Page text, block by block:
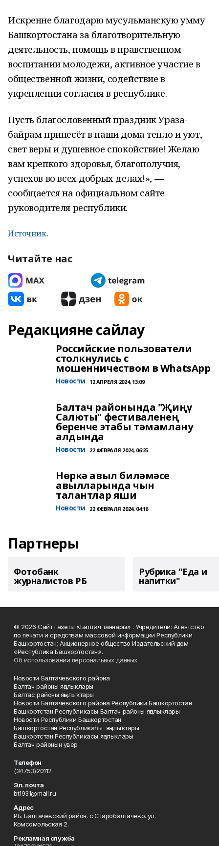
Искренне благодарю мусульманскую умму
Башкортостана за благотворительную
деятельность, помощь в нравственном
воспитании молодежи, активное участие в
общественной жизни, содействие в
укреплении согласия в республике.
Пусть благословенный праздник Ураза-
байрам принесёт в наши дома тепло и уют,
свет веры и душевное спокойствие! Желаю
вам крепкого здоровья, благополучия,
успехов во всех добрых делах!», —
сообщается на официальном сайте
руководителя республики.
Источник.
Читайте нас
Редакцияне сайлау
Российские пользователи
столкнулись с
мошенничеством в WhatsApp
Новости 12 АПРЕЛЯ 2024, 13:09
Балтач районында "Җиңү
Салюты" фестиваленең
беренче этабы тәмамлану
алдында
Новости 22 ФЕВРАЛЯ 2024, 06:25
Нөркә авыл биләмәсе
авылларында чын
талантлар яши
Новости 22 ФЕВРАЛЯ 2024, 04:16
Партнеры
Фотобанк
журналистов РБ
Рубрика "Еда и
напитки"
© 2026 Сайт газеты «Балтач таннары» . Учредители: Агентство
по печати и средствам массовой информации Республики
Башкортостан; Акционерное общество Издательский дом
«Республика Башкортостан».
Об использовании персональных данных
Новости Балтачевского района
Балтач районы яңалыклары
Балтас районы яңылыҡтары
Новости Балтачевского района Республики Башкортостан
Башкортстан Республикасы Балтач районы яңалыклары
Новости Республики Башкортостан
Башҡортостан Республикаһы яңылыҡтары
Башкортстан Республикасы яңалыклары
Балтач районын увер
Телефон
(34753)20112
Эл. почта
bt1931@mail.ru
Адрес
РБ. Балтачевский район. с.Старобалтачево. ул.
Комсомольская 2.
Рекламная служба